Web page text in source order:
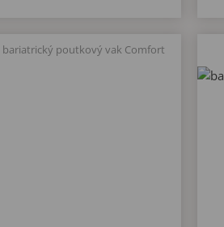
bariatrický poutkový vak Comfort